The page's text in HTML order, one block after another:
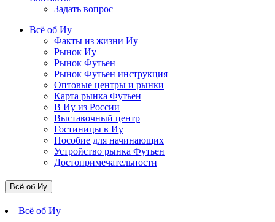
Задать вопрос
Всё об Иу
Факты из жизни Иу
Рынок Иу
Рынок Футьен
Рынок Футьен инструкция
Оптовые центры и рынки
Карта рынка Футьен
В Иу из России
Выставочный центр
Гостиницы в Иу
Пособие для начинающих
Устройство рынка Футьен
Достопримечательности
Всё об Иу
Всё об Иу